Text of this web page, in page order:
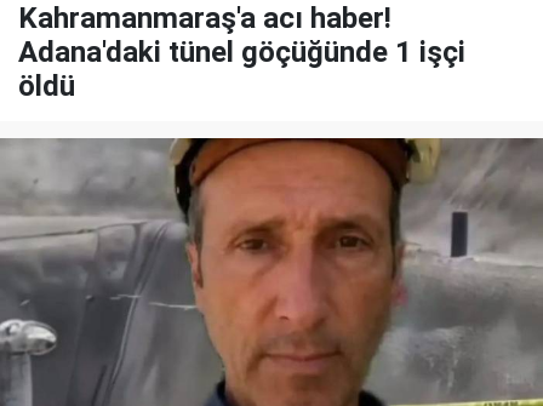
Kahramanmaraş'a acı haber!
Adana'daki tünel göçüğünde 1 işçi
öldü